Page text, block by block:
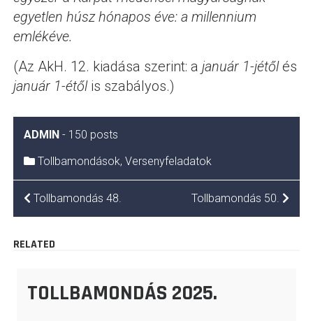
egyetlen húsz hónapos éve: a millennium
emlékéve.
(Az AkH. 12. kiadása szerint: a január 1-jétőlés
január 1-étőlis szabályos.)
ADMIN- 150 posts
Tollbamondások, Versenyfeladatok
BEJEGYZÉS
Tollbamondás 48. Tollbamondás 50.
RELATED
TOLLBAMONDÁS 2025.